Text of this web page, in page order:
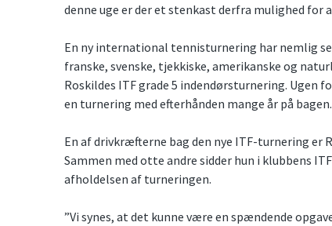
denne uge er der et stenkast derfra mulighed
En ny international tennisturnering har nemlig
franske, svenske, tjekkiske, amerikanske og
Roskildes ITF grade 5 indendørsturnering. Ugen
en turnering med efterhånden mange år på bagen.
En af drivkræfterne bag den nye ITF-turnering er
Sammen med otte andre sidder hun i klubbens
afholdelsen af turneringen.
”Vi synes, at det kunne være en spændende